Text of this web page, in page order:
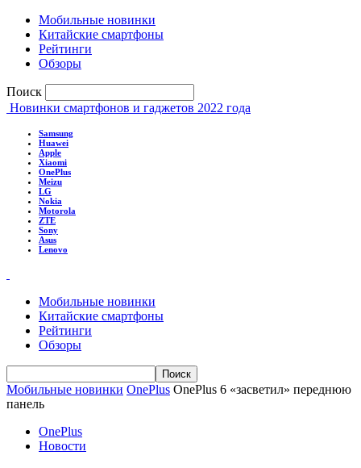
Мобильные новинки
Китайские смартфоны
Рейтинги
Обзоры
Поиск
Новинки смартфонов и гаджетов 2022 года
Samsung
Huawei
Apple
Xiaomi
OnePlus
Meizu
LG
Nokia
Motorola
ZTE
Sony
Asus
Lenovo
Мобильные новинки
Китайские смартфоны
Рейтинги
Обзоры
Мобильные новинки OnePlus OnePlus 6 «засветил» переднюю
панель
OnePlus
Новости